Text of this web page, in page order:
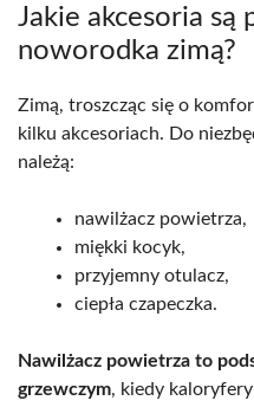
Jakie akcesoria są
noworodka zimą?
Zimą, troszcząc się o
kilku akcesoriach. Do
należą:
nawilżacz powietrza,
miękki kocyk,
przyjemny otulacz,
ciepła czapeczka.
Nawilżacz powietrza to
grzewczym, kiedy